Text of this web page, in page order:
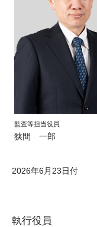
監査等担当役員
狭間 一郎
2026年6月23日付
執行役員